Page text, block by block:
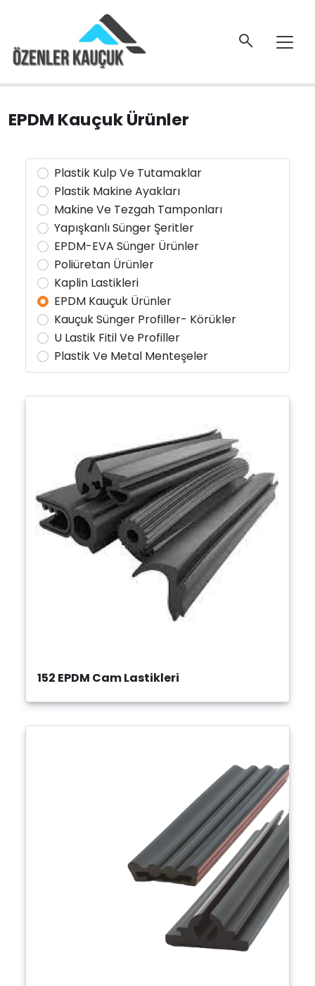
EPDM Kauçuk Ürünler
Plastik Kulp Ve Tutamaklar
Plastik Makine Ayakları
Makine Ve Tezgah Tamponları
Yapışkanlı Sünger Şeritler
EPDM-EVA Sünger Ürünler
Poliüretan Ürünler
Kaplin Lastikleri
EPDM Kauçuk Ürünler
Kauçuk Sünger Profiller- Körükler
U Lastik Fitil Ve Profiller
Plastik Ve Metal Menteşeler
152 EPDM Cam Lastikleri